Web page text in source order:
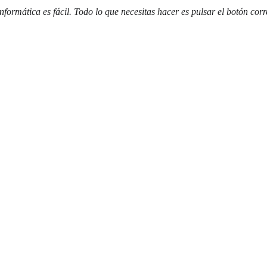
es fácil. Todo lo que necesitas hacer es pulsar el botón